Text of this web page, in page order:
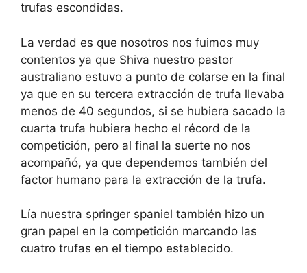
trufas escondidas.
La verdad es que nosotros nos fuimos muy
contentos ya que Shiva nuestro pastor
australiano estuvo a punto de colarse en la final
ya que en su tercera extracción de trufa llevaba
menos de 40 segundos, si se hubiera sacado la
cuarta trufa hubiera hecho el récord de la
competición, pero al final la suerte no nos
acompañó, ya que dependemos también del
factor humano para la extracción de la trufa.
Lía nuestra springer spaniel también hizo un
gran papel en la competición marcando las
cuatro trufas en el tiempo establecido.